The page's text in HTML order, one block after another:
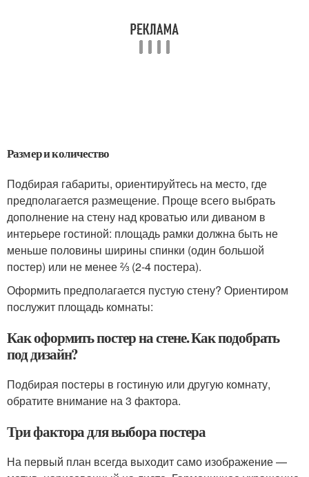
Размер и количество
Подбирая габариты, ориентируйтесь на место, где
предполагается размещение. Проще всего выбрать
дополнение на стену над кроватью или диваном в
интерьере гостиной: площадь рамки должна быть не
меньше половины ширины спинки (один большой
постер) или не менее ⅔ (2-4 постера).
Оформить предполагается пустую стену? Ориентиром
послужит площадь комнаты:
Как оформить постер на стене. Как подобрать
под дизайн?
Подбирая постеры в гостиную или другую комнату,
обратите внимание на 3 фактора.
Три фактора для выбора постера
На первый план всегда выходит само изображение —